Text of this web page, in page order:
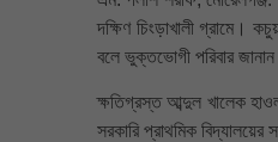
দক্ষিণ চিংড়াখালী গ্রামে।
বলে ভুক্তভোগী পরিবার
ক্ষতিগ্রস্ত আব্দুল খালেক
সরকারি প্রাথমিক